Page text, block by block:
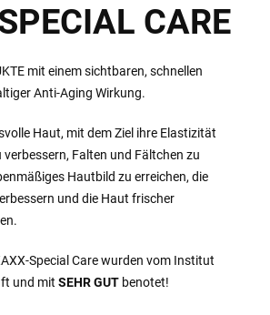
CARE
mit einem sichtbaren, schnellen
Anti-Aging Wirkung.
Haut, mit dem Ziel ihre Elastizität
Falten und Fältchen zu
Hautbild zu erreichen, die
und die Haut frischer
Special Care wurden vom Institut
und mitSEHR GUT benotet!